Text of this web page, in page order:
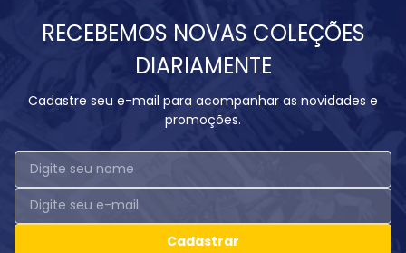
RECEBEMOS NOVAS COLEÇÕES
DIARIAMENTE
Cadastre seu e-mail para acompanhar as novidades e
promoções.
Cadastrar